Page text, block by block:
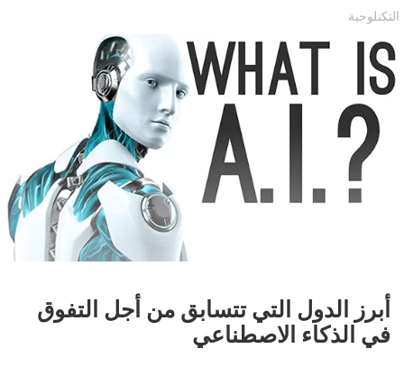
التكنلوجية
أبرز الدول التي تتسابق من أجل التفوق
في الذكاء الاصطناعي